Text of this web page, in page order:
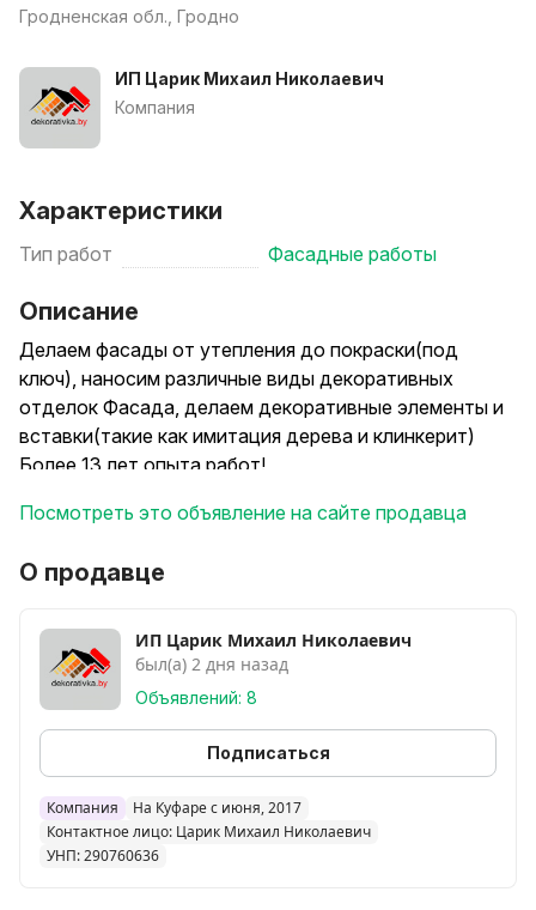
Гродненская обл., Гродно
ИП Царик Михаил Николаевич
Компания
Характеристики
Тип работ Фасадные работы
Описание
Делаем фасады от утепления до покраски(под
ключ), наносим различные виды декоративных
отделок Фасада, делаем декоративные элементы и
вставки(такие как имитация дерева и клинкерит)
Более 13 лет опыта работ!
Наш сайт на котором вы можете посмотреть наши
Работаем в таких городах как Минск, Брест, Гродно,
Дрогичин, Иваново, Волковыск, а также и в других
городах Минской, Брестской и Гродненской
«Американка» - это защитно-отделочное покрытие
фасадов. «Американка» - это достаточно новый, но
в тоже время уже весьма популярный вид отделки
фасадов. «Американка» является более экономично
выгодной отделкой, чем «Короед», «Корник»,
«Байрамикс». «Американка» имеет красивый и
Посмотреть это объявление на сайте продавца
О продавце
ИП Царик Михаил Николаевич
был(а) 2 дня назад
Объявлений: 8
Подписаться
Компания
На Куфаре с июня, 2017
Контактное лицо: Царик Михаил Николаевич
УНП: 290760636